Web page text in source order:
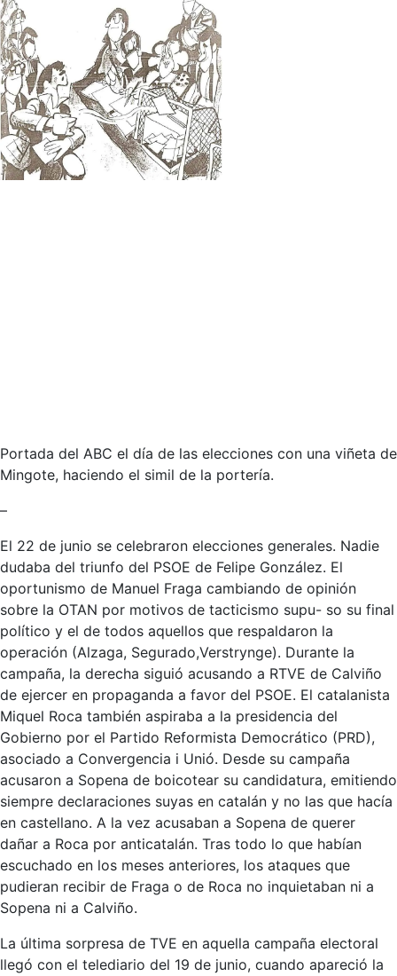
Portada del ABC el día de las elecciones con una viñeta de
Mingote, haciendo el simil de la portería.
–
El 22 de junio se celebraron elecciones generales. Nadie
dudaba del triunfo del PSOE de Felipe González. El
oportunismo de Manuel Fraga cambiando de opinión
sobre la OTAN por motivos de tacticismo supu- so su final
político y el de todos aquellos que respaldaron la
operación (Alzaga, Segurado,Verstrynge). Durante la
campaña, la derecha siguió acusando a RTVE de Calviño
de ejercer en propaganda a favor del PSOE. El catalanista
Miquel Roca también aspiraba a la presidencia del
Gobierno por el Partido Reformista Democrático (PRD),
asociado a Convergencia i Unió. Desde su campaña
acusaron a Sopena de boicotear su candidatura, emitiendo
siempre declaraciones suyas en catalán y no las que hacía
en castellano. A la vez acusaban a Sopena de querer
dañar a Roca por anticatalán. Tras todo lo que habían
escuchado en los meses anteriores, los ataques que
pudieran recibir de Fraga o de Roca no inquietaban ni a
Sopena ni a Calviño.
La última sorpresa de TVE en aquella campaña electoral
llegó con el telediario del 19 de junio, cuando apareció la